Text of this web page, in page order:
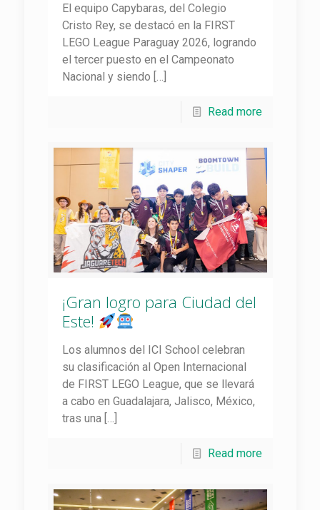
El equipo Capybaras, del Colegio
Cristo Rey, se destacó en la FIRST
LEGO League Paraguay 2026, logrando
el tercer puesto en el Campeonato
Nacional y siendo […]
Read more
¡Gran logro para Ciudad del
Este!
Los alumnos del ICI School celebran
su clasificación al Open Internacional
de FIRST LEGO League, que se llevará
a cabo en Guadalajara, Jalisco, México,
tras una[…]
Read more